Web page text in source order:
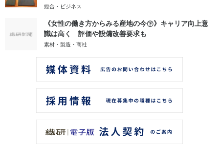
総合・ビジネス
《女性の働き方からみる産地の今㊦》キャリア向上意
識は高く 評価や設備改善要求も
素材・製造・商社